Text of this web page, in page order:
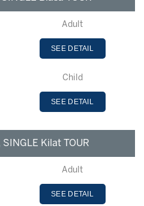
Adult
SEE DETAIL
Child
SEE DETAIL
Kilat TOUR
Adult
SEE DETAIL